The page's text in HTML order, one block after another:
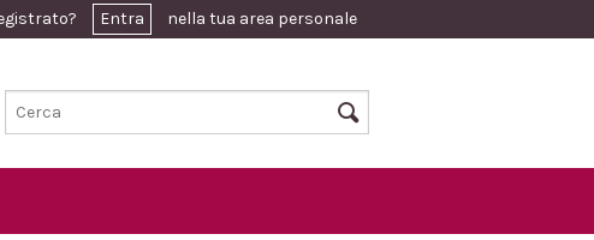
Entra nella tua area personale